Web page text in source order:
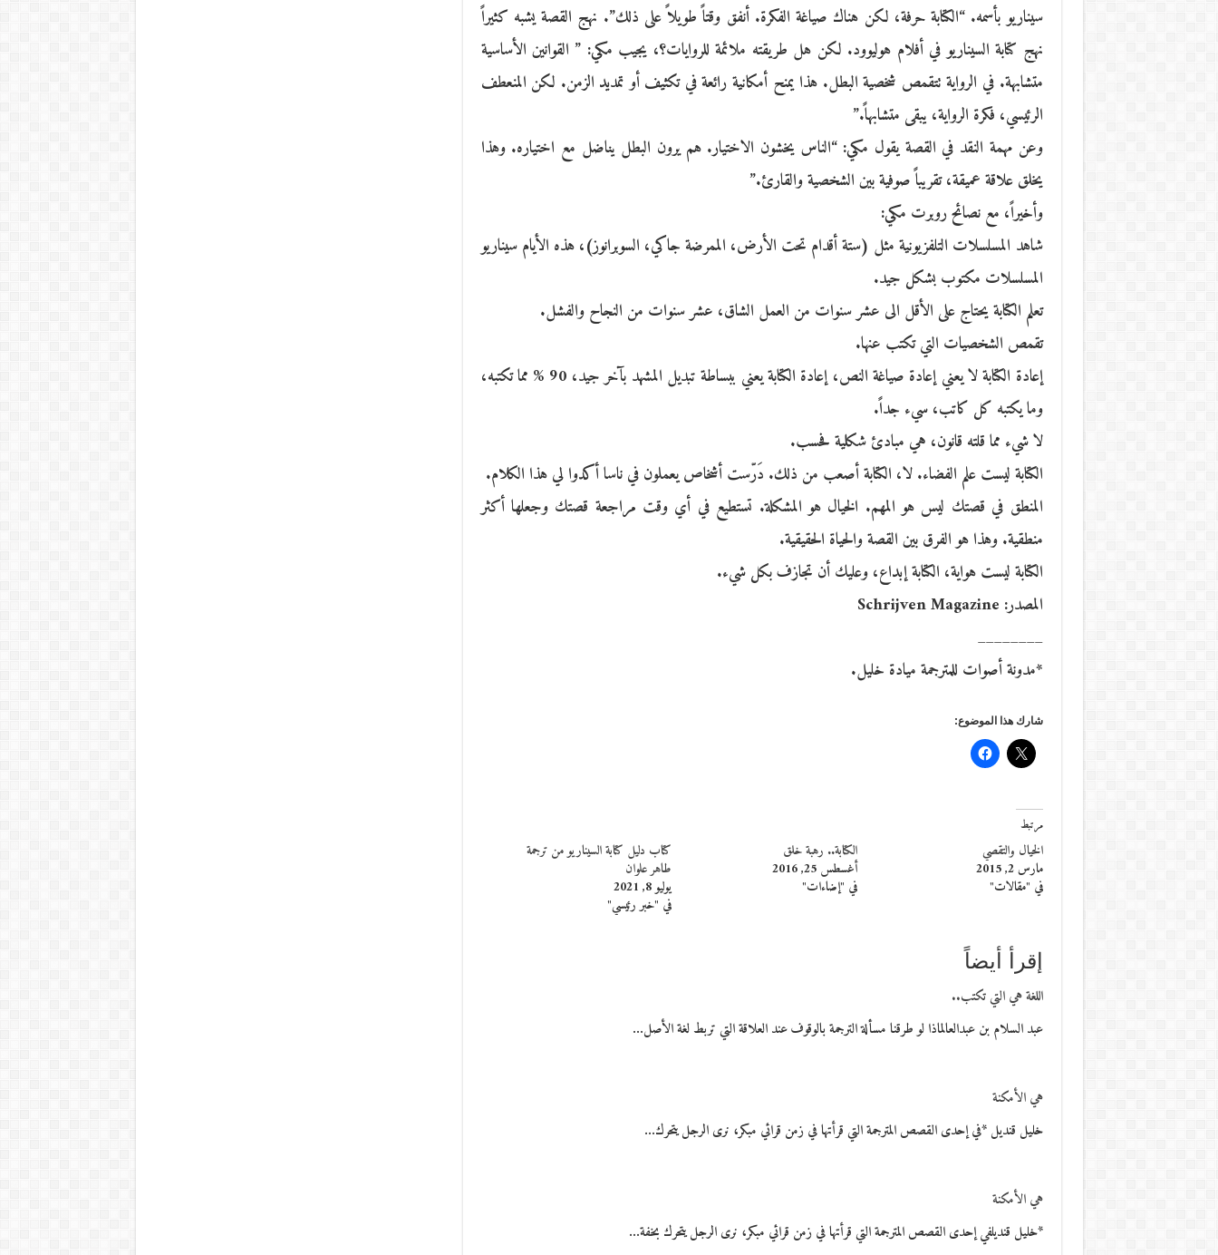
سيناريو بأسمه. “الكتابة حرفة، لكن هناك صياغة الفكرة. أنفق وقتاً طويلاً على ذلك”. نهج القصة يشبه كثيراً
نهج كتابة السيناريو في أفلام هوليوود. لكن هل طريقته ملائمة للروايات؟، يجيب مكي: ” القوانين الأساسية
متشابهة. في الرواية تتقمص شخصية البطل. هذا يمنح أمكانية رائعة في تكثيف أو تمديد الزمن. لكن المنعطف
الرئيسي، فكرة الرواية، يبقى متشابهاً.”
وعن مهمة النقد في القصة يقول مكي: “الناس يخشون الاختيار. هم يرون البطل يناضل مع اختياره. وهذا
يخلق علاقة عميقة، تقريباً صوفية بين الشخصية والقارئ.”
وأخيراً، مع نصائح روبرت مكي:
شاهد المسلسلات التلفزيونية مثل (ستة أقدام تحت الأرض، الممرضة جاكي، السوبرانوز)، هذه الأيام سيناريو
المسلسلات مكتوب بشكل جيد.
تعلم الكتابة يحتاج على الأقل الى عشر سنوات من العمل الشاق، عشر سنوات من النجاح والفشل.
تقمص الشخصيات التي تكتب عنها.
إعادة الكتابة لا يعني إعادة صياغة النص، إعادة الكتابة يعني ببساطة تبديل المشهد بآخر جيد، 90 % مما تكتبه،
وما يكتبه كل كاتب، سيء جداً.
لا شيء مما قلته قانون، هي مبادئ شكلية فحسب.
الكتابة ليست علم الفضاء. لا، الكتابة أصعب من ذلك. دَرّست أشخاص يعملون في ناسا أكدوا لي هذا الكلام.
المنطق في قصتك ليس هو المهم. الخيال هو المشكلة. تستطيع في أي وقت مراجعة قصتك وجعلها أكثر
منطقية. وهذا هو الفرق بين القصة والحياة الحقيقية.
الكتابة ليست هواية، الكتابة إبداع، وعليك أن تجازف بكل شيء.
المصدر: Schrijven Magazine
________
*مدونة أصوات للمترجمة ميادة خليل.
شارك هذا الموضوع:
مرتبط
الخيال والتقصي
مارس 2, 2015
في "مقالات"
الكتابة.. رهبة خلق
أغسطس 25, 2016
في "إضاءات"
كتاب دليل كتابة السيناريو من ترجمة
طاهر علوان
يوليو 8, 2021
في "خبر رئيسي"
إقرأ أيضاً
اللغة هي التي تكتب..
عبد السلام بن عبدالعالماذا لو طرقنا مسألة الترجمة بالوقوف عند العلاقة التي تربط لغة الأصل…
هي الأمكنة
خليل قنديل *في إحدى القصص المترجمة التي قرأتها في زمن قرائي مبكر، نرى الرجل يتحرك…
هي الأمكنة
*خليل قنديلفي إحدى القصص المترجمة التي قرأتها في زمن قرائي مبكر، نرى الرجل يتحرك بخفة…